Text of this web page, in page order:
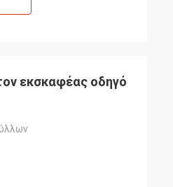
εκσκαφέας οδηγό